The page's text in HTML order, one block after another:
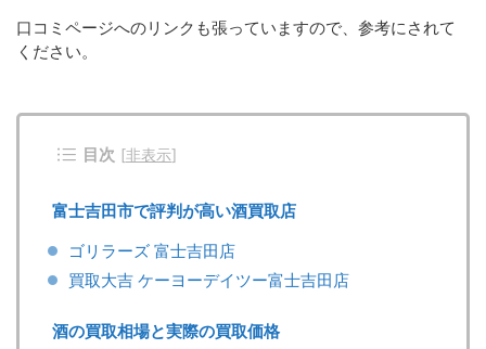
口コミページへのリンクも張っていますので、参考にされて
ください。
目次 [非表示]
富士吉田市で評判が高い酒買取店
ゴリラーズ 富士吉田店
買取大吉 ケーヨーデイツー富士吉田店
酒の買取相場と実際の買取価格